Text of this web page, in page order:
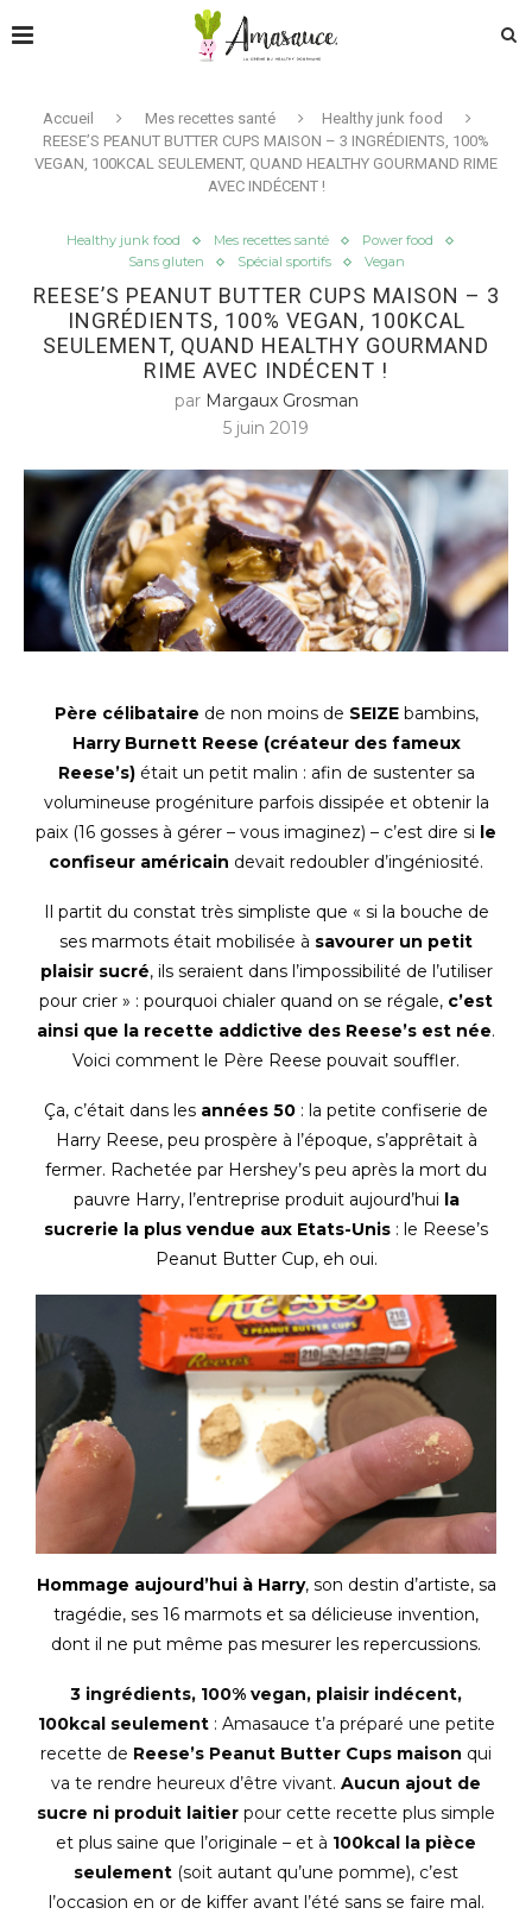
Accueil Mes recettes santé
Healthy junk food
REESE’S PEANUT BUTTER CUPS MAISON – 3 INGRÉDIENTS, 100%
VEGAN, 100KCAL SEULEMENT, QUAND HEALTHY GOURMAND RIME
AVEC INDÉCENT !
Healthy junk food Mes recettes santé
Power food
Sans gluten
Spécial sportifs Vegan
REESE’S PEANUT BUTTER CUPS MAISON – 3
INGRÉDIENTS, 100% VEGAN, 100KCAL
SEULEMENT, QUAND HEALTHY GOURMAND
RIME AVEC INDÉCENT !
par Margaux Grosman
5 juin 2019
Père célibataire de non moins de SEIZEbambins,
Harry Burnett Reese (créateur des fameux
Reese’s) était un petit malin : afin de sustenter sa
volumineuse progéniture parfois dissipée et obtenir la
paix (16 gosses à gérer – vous imaginez) – c’est dire si le
confiseur américain devait redoubler d’ingéniosité.
Il partit du constat très simpliste que « si la bouche de
ses marmots était mobilisée à savourer un petit
plaisir sucré, ils seraient dans l’impossibilité de l’utiliser
pour crier » : pourquoi chialer quand on se régale, c’est
ainsi que la recette addictive des Reese’s est née.
Voici comment le Père Reese pouvait souffler.
Ça, c’était dans les années 50 : la petite confiserie de
Harry Reese, peu prospère à l’époque, s’apprêtait à
fermer. Rachetée par Hershey’s peu après la mort du
pauvre Harry, l’entreprise produit aujourd’hui la
sucrerie la plus vendue aux Etats-Unis : le Reese’s
Peanut Butter Cup, eh oui.
Hommage aujourd’hui à Harry, son destin d’artiste, sa
tragédie, ses 16 marmots et sa délicieuse invention,
dont il ne put même pas mesurer les repercussions.
3 ingrédients, 100% vegan, plaisir indécent,
100kcal seulement : Amasauce t’a préparé une petite
recette de Reese’s Peanut Butter Cups maison qui
va te rendre heureux d’être vivant. Aucun ajout de
sucre ni produit laitier pour cette recette plus simple
et plus saine que l’originale – et à 100kcal la pièce
seulement (soit autant qu’une pomme), c’est
l’occasion en or de kiffer avant l’été sans se faire mal.